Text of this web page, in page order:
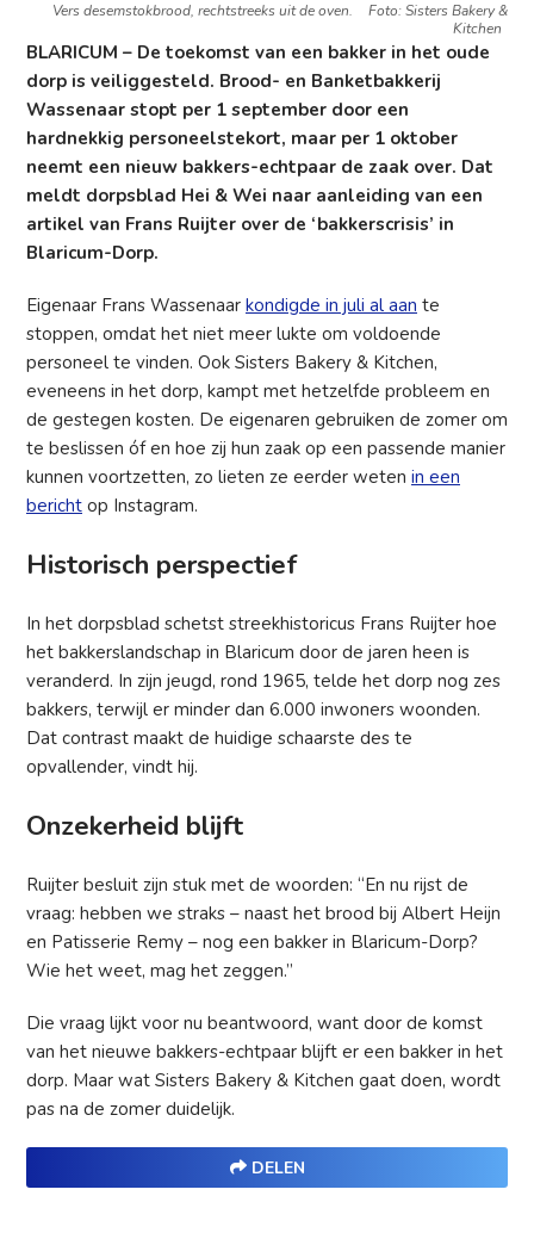
Vers desemstokbrood, rechtstreeks uit de oven.
Foto: Sisters Bakery &
Kitchen
BLARICUM – De toekomst van een bakker in het oude
dorp is veiliggesteld. Brood- en Banketbakkerij
Wassenaar stopt per 1 september door een
hardnekkig personeelstekort, maar per 1 oktober
neemt een nieuw bakkers-echtpaar de zaak over. Dat
meldt dorpsblad Hei & Wei naar aanleiding van een
artikel van Frans Ruijter over de ‘bakkerscrisis’ in
Blaricum-Dorp.
Eigenaar Frans Wassenaar kondigde in juli al aan te
stoppen, omdat het niet meer lukte om voldoende
personeel te vinden. Ook Sisters Bakery & Kitchen,
eveneens in het dorp, kampt met hetzelfde probleem en
de gestegen kosten. De eigenaren gebruiken de zomer om
te beslissen óf en hoe zij hun zaak op een passende manier
kunnen voortzetten, zo lieten ze eerder weten in een
bericht op Instagram.
Historisch perspectief
In het dorpsblad schetst streekhistoricus Frans Ruijter hoe
het bakkerslandschap in Blaricum door de jaren heen is
veranderd. In zijn jeugd, rond 1965, telde het dorp nog zes
bakkers, terwijl er minder dan 6.000 inwoners woonden.
Dat contrast maakt de huidige schaarste des te
opvallender, vindt hij.
Onzekerheid blijft
Ruijter besluit zijn stuk met de woorden: “En nu rijst de
vraag: hebben we straks – naast het brood bij Albert Heijn
en Patisserie Remy – nog een bakker in Blaricum-Dorp?
Wie het weet, mag het zeggen.”
Die vraag lijkt voor nu beantwoord, want door de komst
van het nieuwe bakkers-echtpaar blijft er een bakker in het
dorp. Maar wat Sisters Bakery & Kitchen gaat doen, wordt
pas na de zomer duidelijk.
DELEN